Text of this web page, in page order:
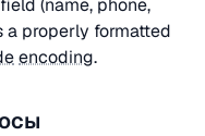
(name, phone,
a properly formatted
encoding.